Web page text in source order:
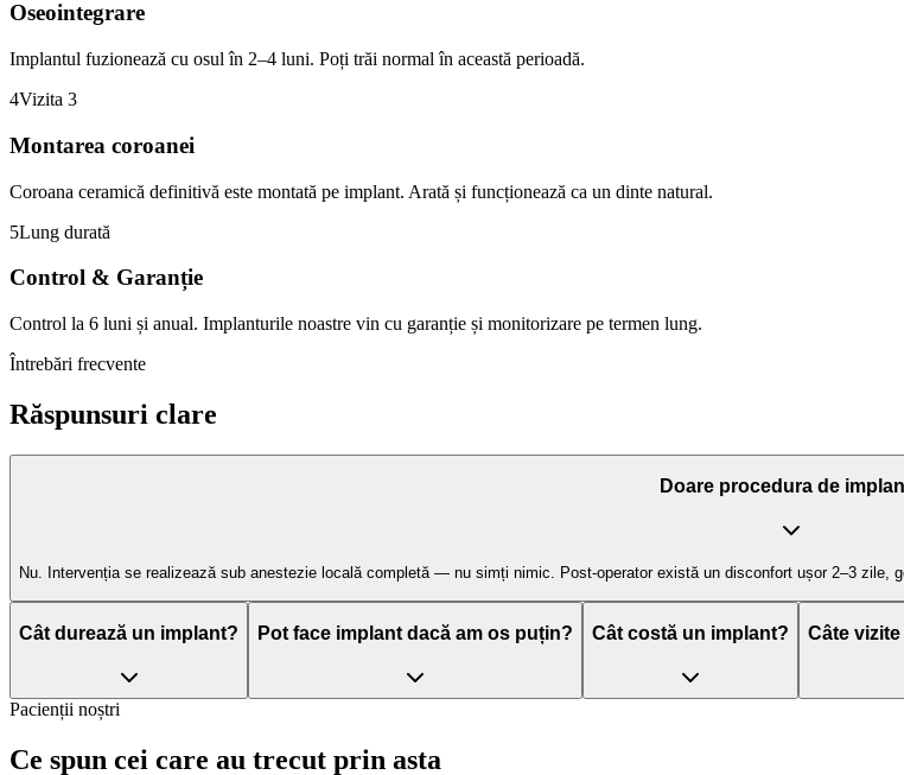
Oseointegrare
Implantul fuzionează cu osul în 2–4 luni. Poți trăi normal în această perioadă.
4Vizita 3
Montarea coroanei
Coroana ceramică definitivă este montată pe implant. Arată și funcționează ca un dinte natural.
5Lung durată
Control & Garanție
Control la 6 luni și anual. Implanturile noastre vin cu garanție și monitorizare pe termen lung.
Întrebări frecvente
Răspunsuri clare
Doare procedura de
Nu. Intervenția se realizează sub anestezie locală completă — nu simți nimic. Post-operator există un disconfort ușor 2–3 zile,
Cât durează un implant? Pot face implant dacă am os puțin? Cât costă un implant? Câte
Pacienții noștri
Ce spun cei care au trecut prin asta